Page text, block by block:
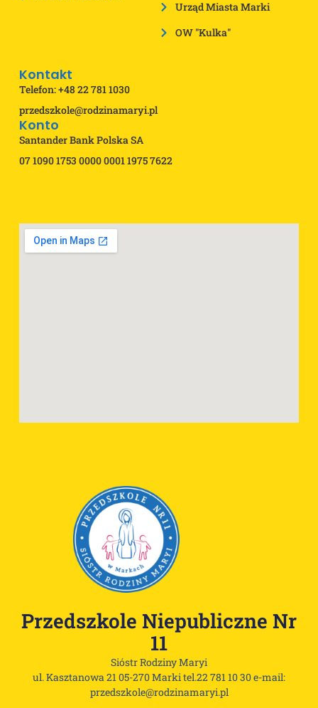
Przedszkole Niepubliczne Nr
11
Sióstr Rodziny Maryi
ul. Kasztanowa 21 05-270 Marki tel.22 781 10 30 e-mail:
przedszkole@rodzinamaryi.pl
Urząd Miasta Marki
OW "Kulka"
Kontakt
Telefon: +48 22 781 1030
przedszkole@rodzinamaryi.pl
Konto
Santander Bank Polska SA
07 1090 1753 0000 0001 1975 7622